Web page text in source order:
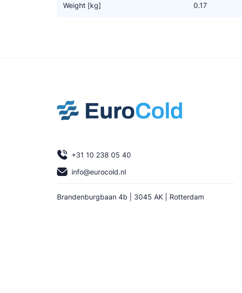
Weight [kg] 0.17
+31 10 238 05 40
info@eurocold.nl
Brandenburgbaan 4b | 3045 AK | Rotterdam